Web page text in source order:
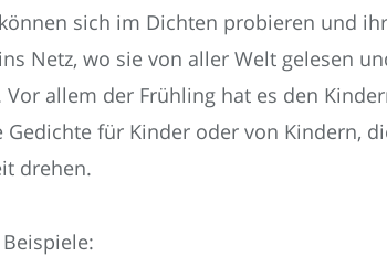
sich im Dichten probieren und
Netz, wo sie von aller Welt gelesen
allem der Frühling hat es den
für Kinder oder von Kindern,
drehen.